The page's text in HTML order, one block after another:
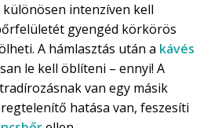
intenzíven kell
gyengéd körkörös
A hámlasztás után a kávés
le kell öblíteni – ennyi! A
van egy másik
hatása van, feszesíti